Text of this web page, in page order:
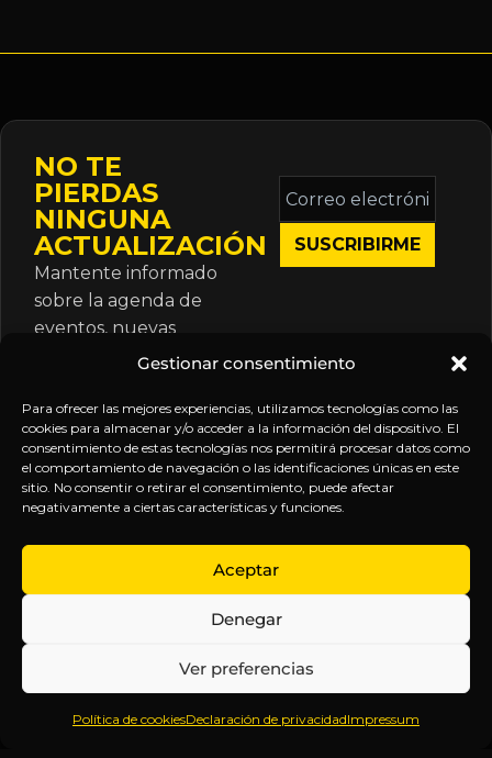
Gestionar consentimiento
Para ofrecer las mejores experiencias, utilizamos tecnologías como las
cookies para almacenar y/o acceder a la información del dispositivo. El
consentimiento de estas tecnologías nos permitirá procesar datos como
el comportamiento de navegación o las identificaciones únicas en este
sitio. No consentir o retirar el consentimiento, puede afectar
negativamente a ciertas características y funciones.
Aceptar
Denegar
Ver preferencias
Política de cookiesDeclaración de privacidadImpressum
NO TE
PIERDAS
NINGUNA
ACTUALIZACIÓN
Mantente informado
sobre la agenda de
eventos, nuevas
publicaciones y
suscripción.
Correo
electrónico
*
Inteligencia
Anticipándonos
EXPLORA
Inicio
Sobre
Contenido
Webinars
LEGAL
Política
de
Términos y
Aviso
SÍGUENOS